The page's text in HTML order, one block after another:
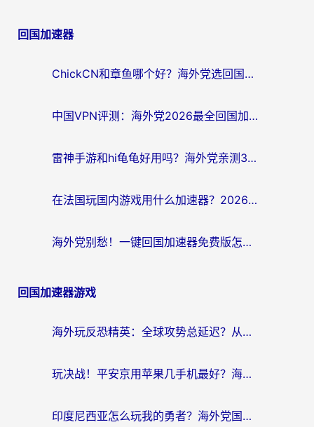
回国加速器
ChickCN和章鱼哪个好？海外党选回国加速器的3个关键维度 + 实用避坑指南
中国VPN评测：海外党2026最全回国加速器选择指南，告别地区限制不踩坑
雷神手游和hi龟龟好用吗？海外党亲测3款回国加速器，教你选对国外到国内加速器
在法国玩国内游戏用什么加速器？2026实测解决延迟卡顿的实用指南
海外党别愁！一键回国加速器免费版怎么选？从踩坑到流畅访问的全攻略
回国加速器游戏
海外玩反恐精英：全球攻势总延迟？从瑞典玩神武4到外国玩黎明觉醒，选对加速器才是关键！
玩决战！平安京用苹果几手机最好？海外党必看的设备+加速器双攻略
印度尼西亚怎么玩我的勇者？海外党国服游戏加速避坑指南（附实况五行师解决方案）